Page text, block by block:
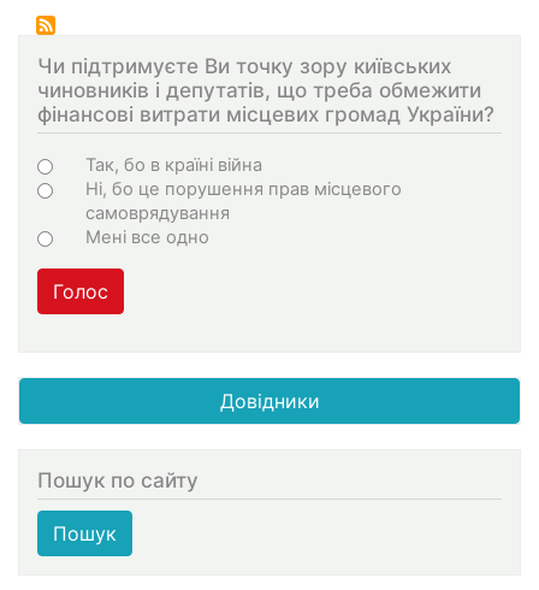
Чи підтримуєте Ви точку зору київських
чиновників і депутатів, що треба обмежити
фінансові витрати місцевих громад України?
Choices
Так, бо в країні війна
Ні, бо це порушення прав місцевого
самоврядування
Мені все одно
Голос
Довідники
Пошук по сайту
Пошук